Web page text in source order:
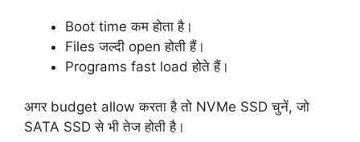
Boot time कम होता है।
Files जल्दी open होती हैं।
Programs fast load होते हैं।
अगर budget allow करता है तो NVMe SSD चुनें, जो
SATA SSD से भी तेज होती है।